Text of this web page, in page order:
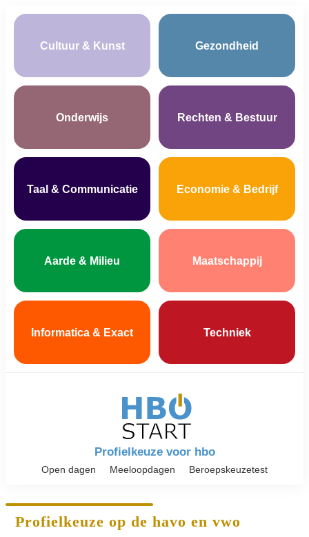
Cultuur & Kunst Gezondheid
Onderwijs Rechten & Bestuur
Taal & Communicatie Economie & Bedrijf
Aarde & Milieu Maatschappij
Informatica & Exact Techniek
Profielkeuze voor hbo
Open dagen Meeloopdagen Beroepskeuzetest
Profielkeuze op de havo en vwo